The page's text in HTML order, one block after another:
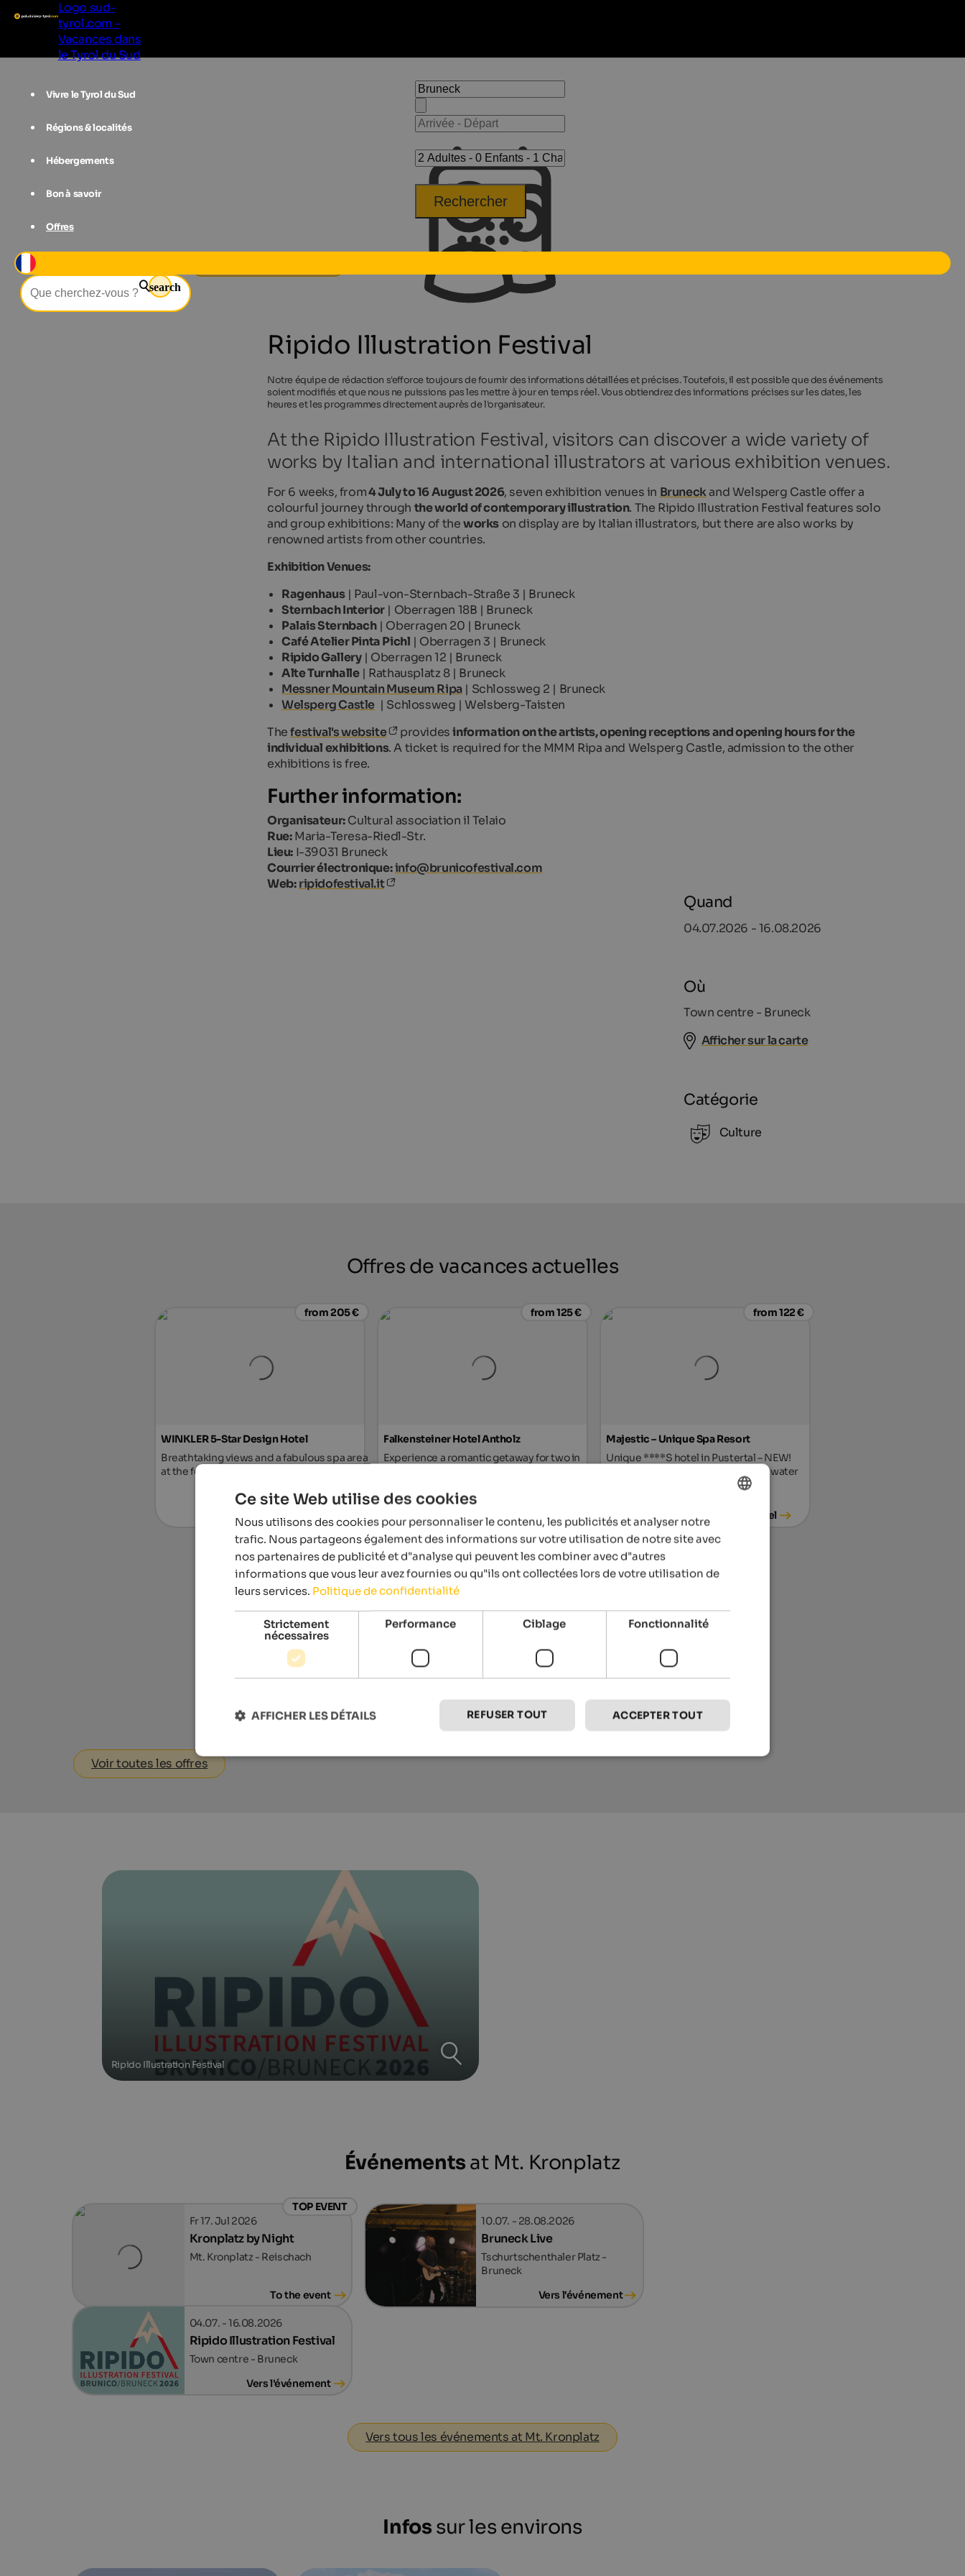
Logo sud-
tyrol.com -
Vacances dans
le Tyrol du Sud
Vivre le Tyrol du Sud
Régions & localités
Hébergements
Bon à savoir
Offres
search
Rechercher
Ripido Illustration Festival
Notre équipe de rédaction s'efforce toujours de fournir des informations détaillées et précises. Toutefois, il est possible que des événements
soient modifiés et que nous ne puissions pas les mettre à jour en temps réel. Vous obtiendrez des informations précises sur les dates, les
heures et les programmes directement auprès de l'organisateur.
At the Ripido Illustration Festival, visitors can discover a wide variety of
works by Italian and international illustrators at various exhibition venues.
For 6 weeks, from4 July to 16 August 2026, seven exhibition venues in Bruneckand Welsperg Castle offer a
colourful journey through the world of contemporary illustration. The Ripido Illustration Festival features solo
and group exhibitions: Many of theworks on display are by Italian illustrators, but there are also works by
renowned artists from other countries.
Exhibition Venues:
Ragenhaus| Paul-von-Sternbach-Straße 3 | Bruneck
Sternbach Interior| Oberragen 18B | Bruneck
Palais Sternbach| Oberragen 20 | Bruneck
Café Atelier Pinta Pichl | Oberragen 3 | Bruneck
Ripido Gallery| Oberragen 12 | Bruneck
Alte Turnhalle| Rathausplatz 8 | Bruneck
Messner Mountain Museum Ripa| Schlossweg 2 | Bruneck
Welsperg Castle | Schlossweg | Welsberg-Taisten
Thefestival's website providesinformation on the artists, opening receptions and opening hours for the
individual exhibitions. A ticket is required for the MMM Ripa and Welsperg Castle, admission to the other
exhibitions is free.
Further information:
Organisateur:Cultural association il Telaio
Rue:Maria-Teresa-Riedl-Str.
Lieu: I-39031 Bruneck
Courrier électronique:info@brunicofestival.com
Web: ripidofestival.it
Quand
04.07.2026 - 16.08.2026
Où
Town centre - Bruneck
Afficher sur la carte
Catégorie
Culture
Offres de vacances actuelles
from 205 €
WINKLER 5-Star Design Hotel
Breathtaking views and a fabulous spa area
at the foot of Mt. Kronplatz await you!
To the hotel
from 125 €
Falkensteiner Hotel Antholz
Experience a romantic getaway for two in
To the hotel
from 122 €
Majestic – Unique Spa Resort
Unique ****S hotel in Pustertal – NEW!
Skypool, large event sauna, family water
To the hotel
from 252 €
SOLVIE Calm Inspiring Getaway
An inspiring panoramic getaway for lovers
To the hotel
Voir toutes les offres
Ripido Illustration Festival
Événements at Mt. Kronplatz
TOP EVENT
Fr 17. Jul 2026
Kronplatz by Night
Mt. Kronplatz - Reischach
To the event
10.07. - 28.08.2026
Bruneck Live
Tschurtschenthaler Platz -
Bruneck
Vers l'événement
04.07. - 16.08.2026
Ripido Illustration Festival
Town centre - Bruneck
Vers l'événement
Vers tous les événements at Mt. Kronplatz
Infos sur les environs
ENGLISH
FRENCH
Ce site Web utilise des cookies
Nous utilisons des cookies pour personnaliser le contenu, les publicités et analyser notre
trafic. Nous partageons également des informations sur votre utilisation de notre site avec
nos partenaires de publicité et d"analyse qui peuvent les combiner avec d"autres
informations que vous leur avez fournies ou qu"ils ont collectées lors de votre utilisation de
leurs services. Politique de confidentialité
Strictement
nécessaires
Performance Ciblage Fonctionnalité
ACCEPTER TOUT
REFUSER TOUT
AFFICHER LES DÉTAILS